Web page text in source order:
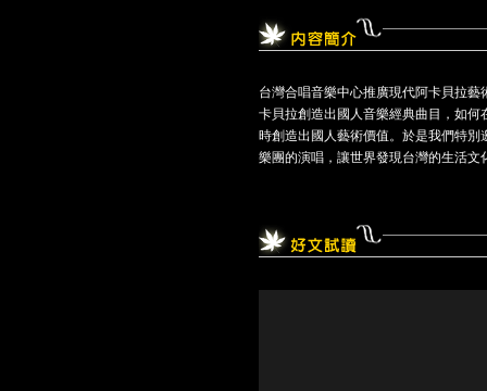
台灣合唱音樂中心推廣現代阿卡貝拉
卡貝拉創造出國人音樂經典曲目，如
時創造出國人藝術價值。於是我們特
樂團的演唱，讓世界發現台灣的生活文